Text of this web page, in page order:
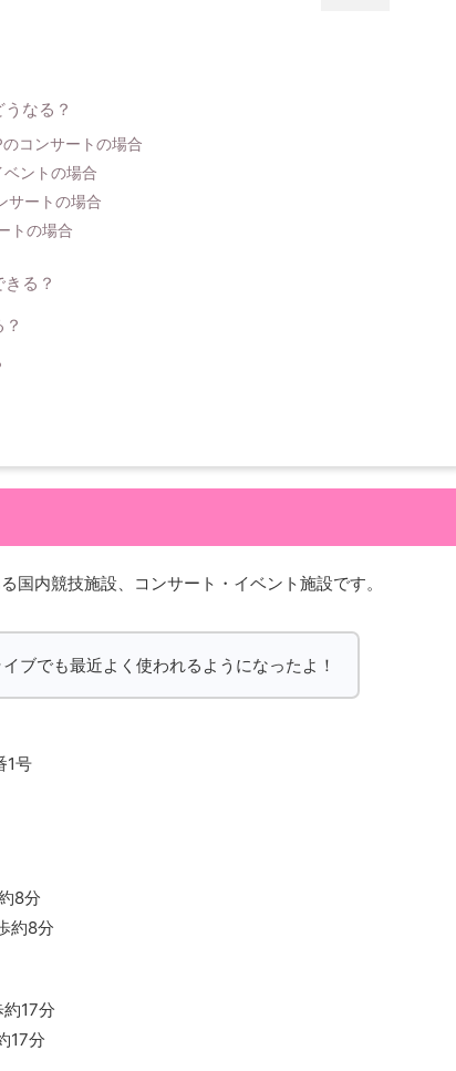
なる？
コンサートの場合
ントの場合
サートの場合
トの場合
る？
国内競技施設、コンサート・イベント施設です。
ブでも最近よく使われるようになったよ！
1号
8分
約8分
17分
17分